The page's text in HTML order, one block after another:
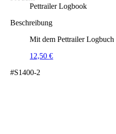
Pettrailer Logbook
Beschreibung
Mit dem Pettrailer Logbuch
12,50€
#S1400-2